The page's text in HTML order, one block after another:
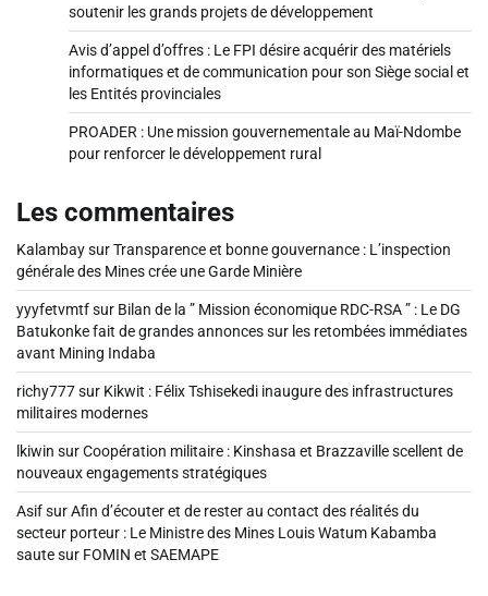
soutenir les grands projets de développement
Avis d’appel d’offres : Le FPI désire acquérir des matériels
informatiques et de communication pour son Siège social et
les Entités provinciales
PROADER : Une mission gouvernementale au Maï-Ndombe
pour renforcer le développement rural
Les commentaires
KalambaysurTransparence et bonne gouvernance : L’inspection
générale des Mines crée une Garde Minière
yyyfetvmtfsur Bilan de la ” Mission économique RDC-RSA ” : Le DG
Batukonke fait de grandes annonces sur les retombées immédiates
avant Mining Indaba
richy777sur Kikwit : Félix Tshisekedi inaugure des infrastructures
militaires modernes
lkiwin surCoopération militaire : Kinshasa et Brazzaville scellent de
nouveaux engagements stratégiques
AsifsurAfin d’écouter et de rester au contact des réalités du
secteur porteur : Le Ministre des Mines Louis Watum Kabamba
saute sur FOMIN et SAEMAPE